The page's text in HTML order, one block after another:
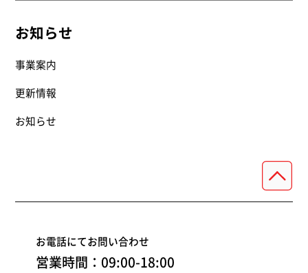
お知らせ
事業案内
更新情報
お知らせ
お電話にてお問い合わせ
営業時間：09:00-18:00